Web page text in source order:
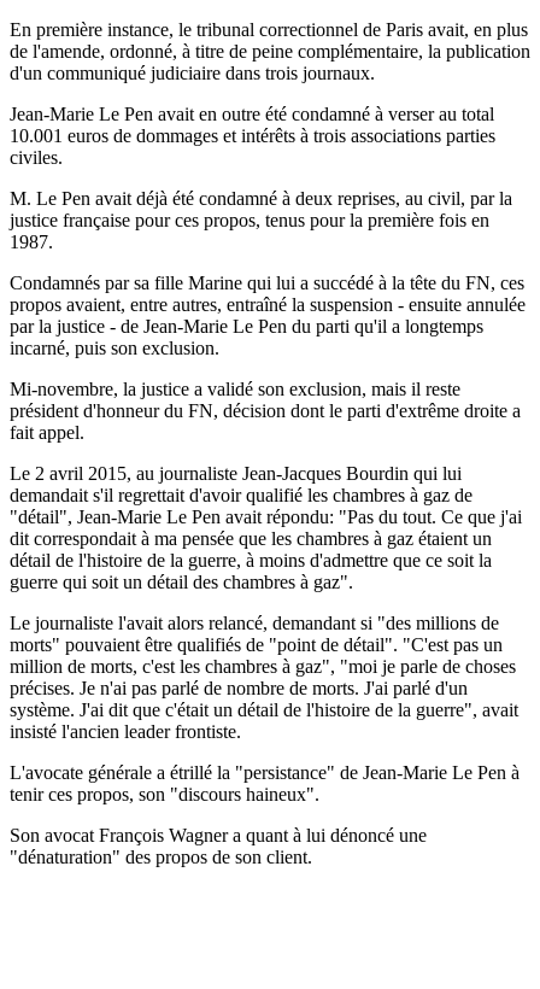
En première instance, le tribunal correctionnel de Paris avait, en plus
de l'amende, ordonné, à titre de peine complémentaire, la publication
d'un communiqué judiciaire dans trois journaux.
Jean-Marie Le Pen avait en outre été condamné à verser au total
10.001 euros de dommages et intérêts à trois associations parties
civiles.
M. Le Pen avait déjà été condamné à deux reprises, au civil, par la
justice française pour ces propos, tenus pour la première fois en
1987.
Condamnés par sa fille Marine qui lui a succédé à la tête du FN, ces
propos avaient, entre autres, entraîné la suspension - ensuite annulée
par la justice - de Jean-Marie Le Pen du parti qu'il a longtemps
incarné, puis son exclusion.
Mi-novembre, la justice a validé son exclusion, mais il reste
président d'honneur du FN, décision dont le parti d'extrême droite a
fait appel.
Le 2 avril 2015, au journaliste Jean-Jacques Bourdin qui lui
demandait s'il regrettait d'avoir qualifié les chambres à gaz de
"détail", Jean-Marie Le Pen avait répondu: "Pas du tout. Ce que j'ai
dit correspondait à ma pensée que les chambres à gaz étaient un
détail de l'histoire de la guerre, à moins d'admettre que ce soit la
guerre qui soit un détail des chambres à gaz".
Le journaliste l'avait alors relancé, demandant si "des millions de
morts" pouvaient être qualifiés de "point de détail". "C'est pas un
million de morts, c'est les chambres à gaz", "moi je parle de choses
précises. Je n'ai pas parlé de nombre de morts. J'ai parlé d'un
système. J'ai dit que c'était un détail de l'histoire de la guerre", avait
insisté l'ancien leader frontiste.
L'avocate générale a étrillé la "persistance" de Jean-Marie Le Pen à
tenir ces propos, son "discours haineux".
Son avocat François Wagner a quant à lui dénoncé une
"dénaturation" des propos de son client.